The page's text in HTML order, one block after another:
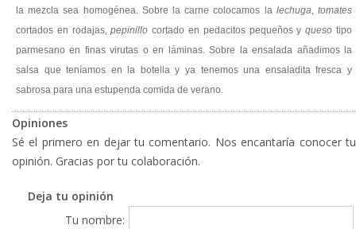
la mezcla sea homogénea. Sobre la carne colocamos la lechuga,tomates
cortados en rodajas,pepinillo cortado en pedacitos pequeños yqueso tipo
parmesano en finas virutas o en láminas. Sobre la ensalada añadimos la
salsa que teníamos en la botella y ya tenemos una ensaladita fresca y
sabrosa para una estupenda comida de verano.
Opiniones
Sé el primero en dejar tu comentario. Nos encantaría conocer tu
opinión. Gracias por tu colaboración.
Deja tu opinión
Tu nombre: